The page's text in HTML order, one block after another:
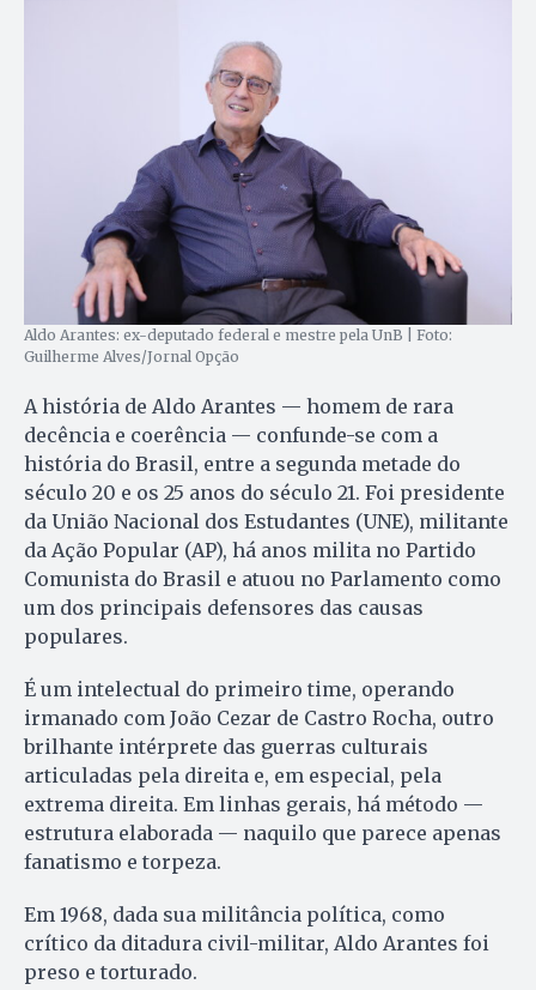
Aldo Arantes: ex-deputado federal e mestre pela UnB | Foto:
Guilherme Alves/Jornal Opção
A história de Aldo Arantes — homem de rara
decência e coerência — confunde-se com a
história do Brasil, entre a segunda metade do
século 20 e os 25 anos do século 21. Foi presidente
da União Nacional dos Estudantes (UNE), militante
da Ação Popular (AP), há anos milita no Partido
Comunista do Brasil e atuou no Parlamento como
um dos principais defensores das causas
populares.
É um intelectual do primeiro time, operando
irmanado com João Cezar de Castro Rocha, outro
brilhante intérprete das guerras culturais
articuladas pela direita e, em especial, pela
extrema direita. Em linhas gerais, há método —
estrutura elaborada — naquilo que parece apenas
fanatismo e torpeza.
Em 1968, dada sua militância política, como
crítico da ditadura civil-militar, Aldo Arantes foi
preso e torturado.